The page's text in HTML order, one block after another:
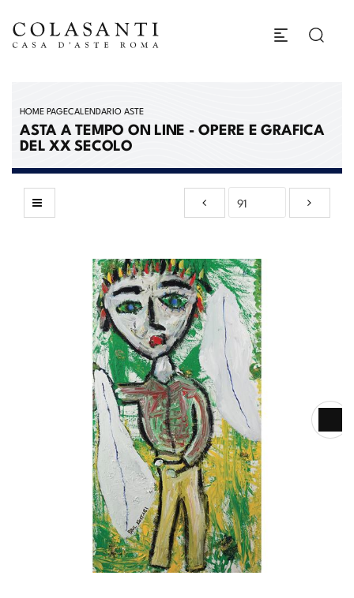
HOME PAGECALENDARIO ASTE
ASTA A TEMPO ON LINE - OPERE E GRAFICA
DEL XX SECOLO